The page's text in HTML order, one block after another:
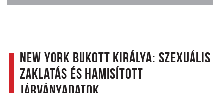
New York bukott királya: szexuális
zaklatás és hamisított